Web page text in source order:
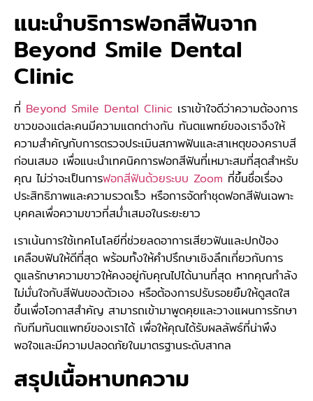
แนะนำบริการฟอกสีฟันจาก
Beyond Smile Dental
Clinic
ที่ Beyond Smile Dental Clinic เราเข้าใจดีว่าความต้องการ
ขาวของแต่ละคนมีความแตกต่างกัน ทันตแพทย์ของเราจึงให้
ความสำคัญกับการตรวจประเมินสภาพฟันและสาเหตุของคราบสี
ก่อนเสมอ เพื่อแนะนำเทคนิคการฟอกสีฟันที่เหมาะสมที่สุดสำหรับ
คุณ ไม่ว่าจะเป็นการฟอกสีฟันด้วยระบบ Zoom ที่ขึ้นชื่อเรื่อง
ประสิทธิภาพและความรวดเร็ว หรือการจัดทำชุดฟอกสีฟันเฉพาะ
บุคคลเพื่อความขาวที่สม่ำเสมอในระยะยาว
เราเน้นการใช้เทคโนโลยีที่ช่วยลดอาการเสียวฟันและปกป้อง
เคลือบฟันให้ดีที่สุด พร้อมทั้งให้คำปรึกษาเชิงลึกเกี่ยวกับการ
ดูแลรักษาความขาวให้คงอยู่กับคุณไปได้นานที่สุด หากคุณกำลัง
ไม่มั่นใจกับสีฟันของตัวเอง หรือต้องการปรับรอยยิ้มให้ดูสดใส
ขึ้นเพื่อโอกาสสำคัญ สามารถเข้ามาพูดคุยและวางแผนการรักษา
กับทีมทันตแพทย์ของเราได้ เพื่อให้คุณได้รับผลลัพธ์ที่น่าพึง
พอใจและมีความปลอดภัยในมาตรฐานระดับสากล
สรุปเนื้อหาบทความ